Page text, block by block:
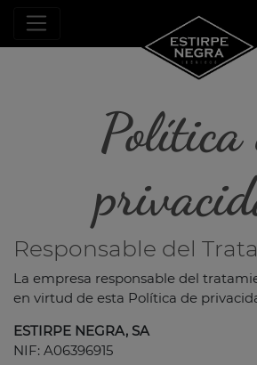
Política
Responsable del
La empresa responsable del
en virtud de esta Política de
ESTIRPE NEGRA, SA
NIF: A06396915